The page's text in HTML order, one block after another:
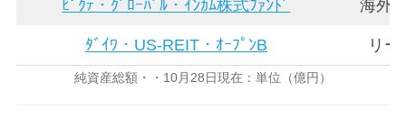
ﾋﾟｸﾃ・ｸﾞﾛｰﾊﾞﾙ・ｲﾝｶﾑ株式ﾌｧﾝﾄﾞ 海外
ﾀﾞｲﾜ・US-REIT・ｵｰﾌﾟﾝB リー
純資産総額・・10月28日現在：単位（億円）